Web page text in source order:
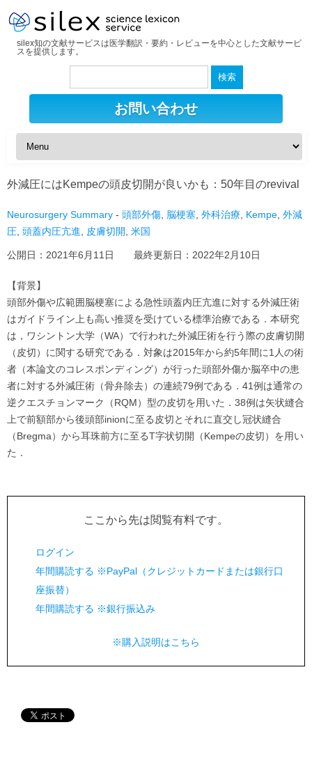
silex知の文献サービスは医学翻訳・要約・レビューを中心とした文献サービ
スを提供します。
検
お問い合わせ
外減圧にはKempeの頭皮切開が良いかも：50年目のrevival
Neurosurgery Summary - 頭部外傷 脳梗塞 外科治療 Kempe 外減
圧 頭蓋内圧亢進 皮膚切開 米国
公開日： 2021年6月11日 最終更新日： 2022年2月10日
【背景】
頭部外傷や広範囲脳梗塞による急性頭蓋内圧亢進に対する外減圧術
はガイドライン上も高い推奨を受けている標準治療である．本研究
は，ワシントン大学（WA）で行われた外減圧術を行う際の皮膚切開
（皮切）に関する研究である．対象は2015年から約5年間に1人の術
者（本論文のコレスポンディング）が行った頭部外傷か脳卒中の患
者に対する外減圧術（骨弁除去）の連続79例である．41例は通常の
逆クエスチョンマーク（RQM）型の皮切を用いた．38例は矢状縫合
上で前額部から後頭部inionに至る皮切とそれに直交し冠状縫合
（Bregma）から耳珠前方に至るT字状切開（Kempeの皮切）を用い
た．
ここから先は閲覧有料です。
ログイン
年間購読する ※PayPal（クレジットカードまたは銀行口
座振替）
年間購読する ※銀行振込み
※購入説明はこちら